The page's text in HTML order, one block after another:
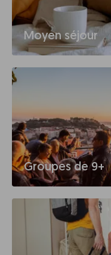
Moyen séjour
Groupes de 9+